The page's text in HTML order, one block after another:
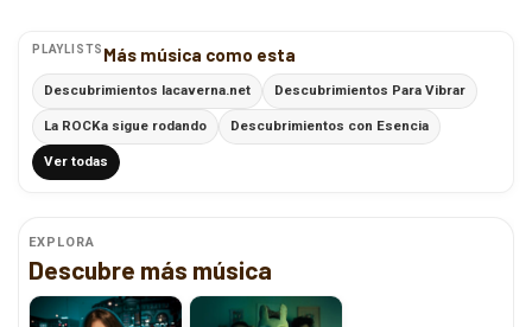
PLAYLISTS Más música como esta
Descubrimientos lacaverna.net Descubrimientos Para Vibrar
La ROCKa sigue rodando Descubrimientos con Esencia
Ver todas
EXPLORA
Descubre más música